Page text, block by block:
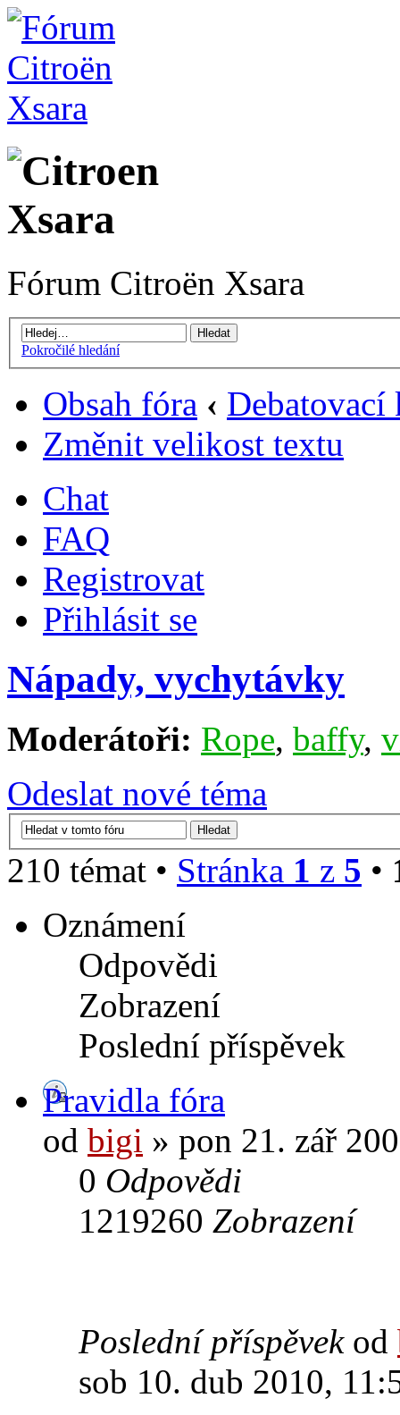
Fórum Citroën Xsara
Pokročilé hledání
Obsah fóra ‹ Debatovací
Změnit velikost textu
Chat
FAQ
Registrovat
Přihlásit se
Nápady, vychytávky
Moderátoři: Rope, baffy,
Odeslat nové téma
210 témat • Stránka 1 z 5 •
Oznámení
Odpovědi
Zobrazení
Poslední příspěvek
Pravidla fóra
od bigi » pon 21. zář
0 Odpovědi
1219260 Zobrazení
Poslední příspěvek od
sob 10. dub 2010,